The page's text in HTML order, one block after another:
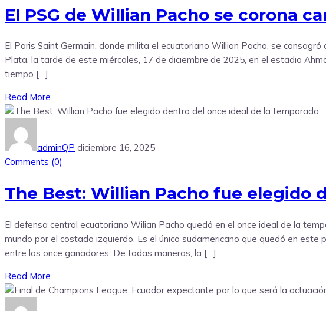
El PSG de Willian Pacho se corona
El Paris Saint Germain, donde milita el ecuatoriano Willian Pacho, se
Plata, la tarde de este miércoles, 17 de diciembre de 2025, en el estadio
tiempo […]
Read More
adminQP diciembre 16, 2025
Comments (0)
The Best: Willian Pacho fue elegido
El defensa central ecuatoriano Wilian Pacho quedó en el once ideal de la
mundo por el costado izquierdo. Es el único sudamericano que quedó en
entre los once ganadores. De todas maneras, la […]
Read More